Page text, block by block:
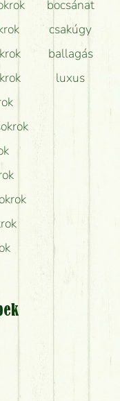
bocsánat
csakúgy
ballagás
luxus